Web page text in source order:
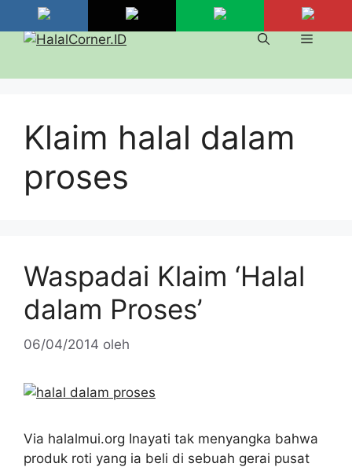
Langsung
ke
Menu
Klaim halal dalam
proses
Waspadai Klaim ‘Halal
dalam Proses’
06/04/2014 oleh
Via halalmui.org Inayati tak menyangka bahwa
produk roti yang ia beli di sebuah gerai pusat